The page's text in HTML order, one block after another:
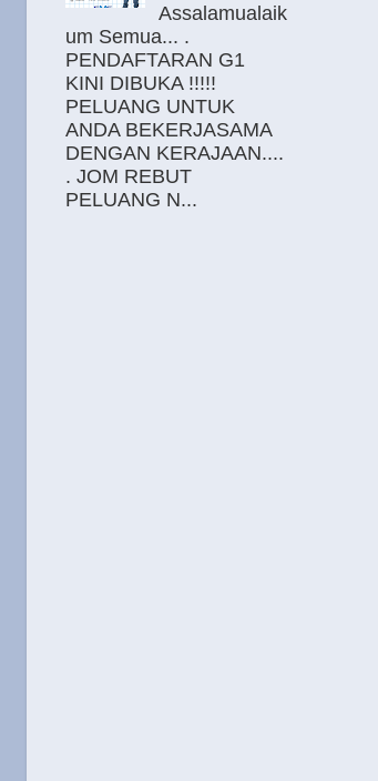
Assalamualaik
um Semua... .
PENDAFTARAN G1
KINI DIBUKA !!!!!
PELUANG UNTUK
ANDA BEKERJASAMA
DENGAN KERAJAAN....
. JOM REBUT
PELUANG N...